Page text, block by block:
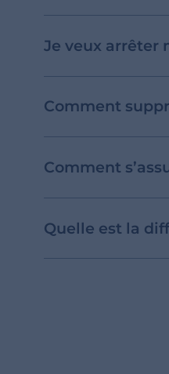
Je veux arrêter
Comment
Comment
Quelle est la